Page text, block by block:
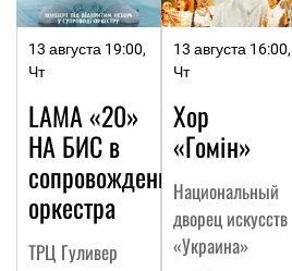
13 августа 19:00,
Чт
LAMA «20»
НА БИC в
сопровождении
оркестра
ТРЦ Гуливер
13 августа 16:00,
Чт
Хор
«Гомін»
Национальный
дворец искусств
«Украина»